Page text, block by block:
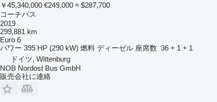
￥45,340,000 €249,000 ≈ $287,700
コーチバス
2019
299,881 km
Euro 6
パワー 395 HP (290 kW) 燃料 ディーゼル 座席数 36 + 1 + 1
ドイツ, Wittenburg
NOB Nordost Bus GmbH
販売会社に連絡